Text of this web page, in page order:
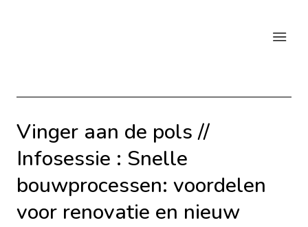
Vinger aan de pols //
Infosessie : Snelle
bouwprocessen: voordelen
voor renovatie en nieuw